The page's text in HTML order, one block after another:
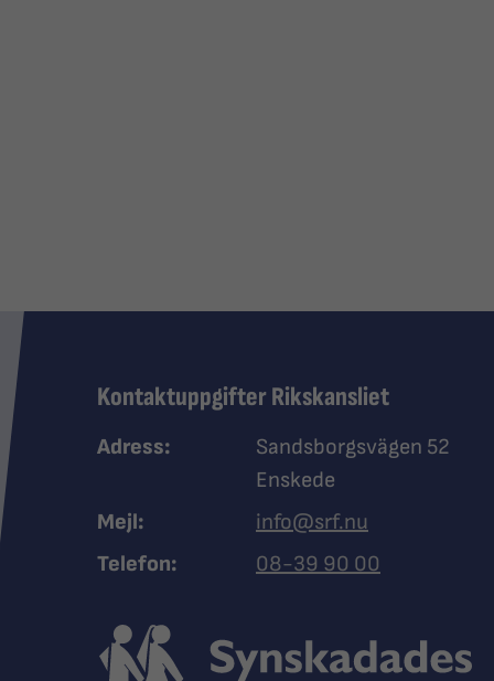
Kontaktuppgifter Rikskansliet
Adress:
Sandsborgsvägen 52
Enskede
Mejl:
info@srf.nu
Telefon:
Ring Synskadades
08-39 90 00